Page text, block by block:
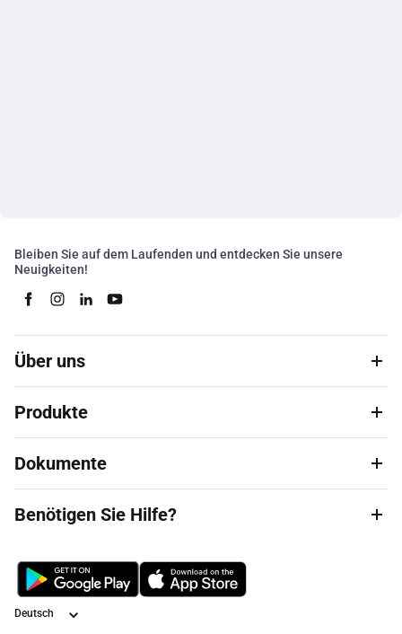
Bleiben Sie auf dem Laufenden und entdecken Sie unsere
Neuigkeiten!
Über uns
Produkte
Dokumente
Benötigen Sie Hilfe?
Sprache